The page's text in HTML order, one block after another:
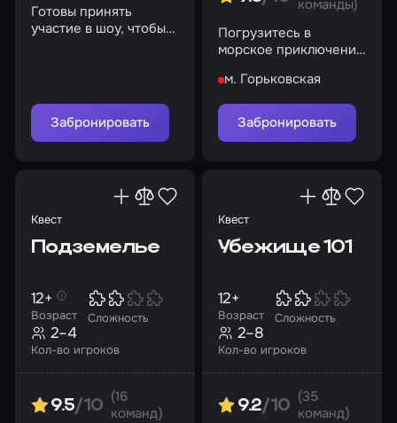
Готовы принять
участие в шоу, чтобы
Забронировать
команды)
Погрузитесь в
морское приключение
ожившего корабля
м. Горьковская
Забронировать
Квест
Подземелье
Возраст
12+
Сложность
Кол-во игроков
2–4
9.5/10
(16
команд)
Квест
Убежище 101
Возраст
12+
Сложность
Кол-во игроков
2–8
9.2/10
(35
команд)